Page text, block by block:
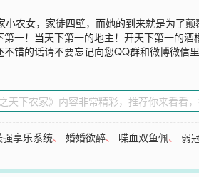
农女，家徒四壁，而她的到来就是为了
！当天下第一的地主！开天下第一的酒
不错的话请不要忘记向您QQ群和微博微信里
强享乐系统、婚婚欲醉、 喋血双鱼佩、 弱